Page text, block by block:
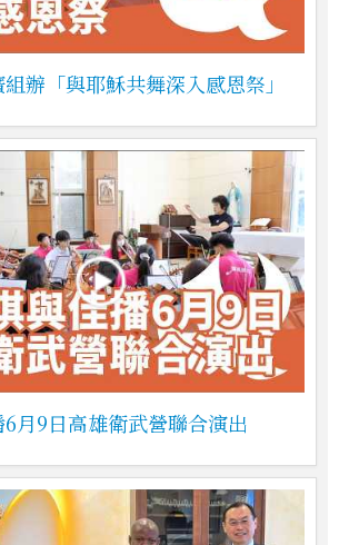
辦「與耶穌共舞深入感恩祭」
月9日高雄衛武營聯合演出